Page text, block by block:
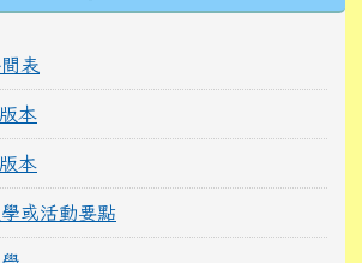
表
本
本
或活動要點